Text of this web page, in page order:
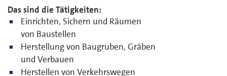
Das sind die Tätigkeiten:
Einrichten, Sichern und Räumen
von Baustellen
Herstellung von Baugruben, Gräben
und Verbauen
Herstellen von Verkehrswegen